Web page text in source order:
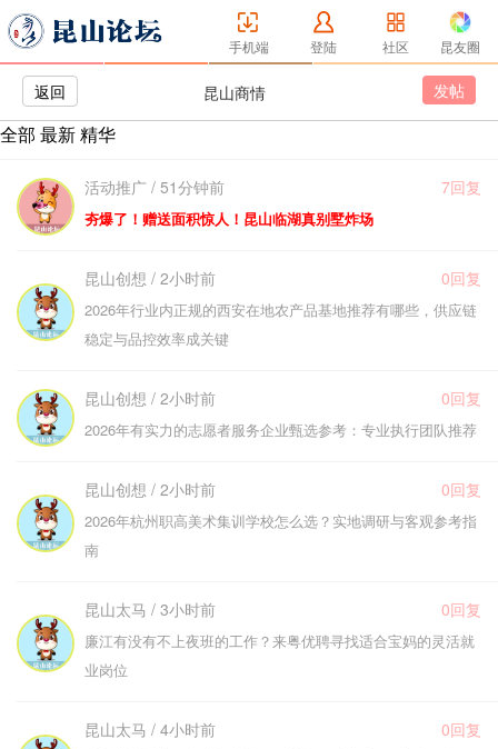
手机端 登陆 社区 昆友圈
返回 昆山商情 发帖
全部 最新精华
活动推广 / 51分钟前 7回复
夯爆了！赠送面积惊人！昆山临湖真别墅炸场
昆山创想 / 2小时前 0回复
2026年行业内正规的西安在地农产品基地推荐有哪些，供应链
稳定与品控效率成关键
昆山创想 / 2小时前 0回复
2026年有实力的志愿者服务企业甄选参考：专业执行团队推荐
昆山创想 / 2小时前 0回复
2026年杭州职高美术集训学校怎么选？实地调研与客观参考指
南
昆山太马 / 3小时前 0回复
廉江有没有不上夜班的工作？来粤优聘寻找适合宝妈的灵活就
业岗位
昆山太马 / 4小时前 0回复